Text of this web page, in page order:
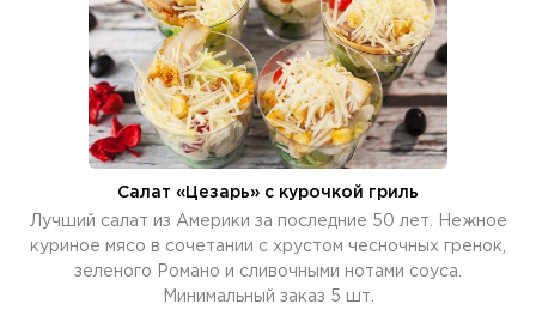
Салат «Цезарь» с курочкой гриль
Лучший салат из Америки за последние 50 лет. Нежное
куриное мясо в сочетании с хрустом чесночных гренок,
зеленого Романо и сливочными нотами соуса.
Минимальный заказ 5 шт.